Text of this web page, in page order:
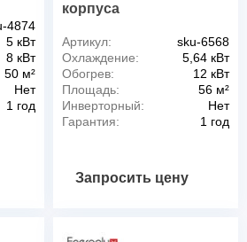
4874
5 кВт
8 кВт
50 м²
Нет
1 год
корпуса
Артикул:
sku-6568
Охлаждение:
5,64 кВт
Обогрев:
12 кВт
Площадь:
56 м²
Инверторный:
Нет
Гарантия:
1 год
Запросить цену